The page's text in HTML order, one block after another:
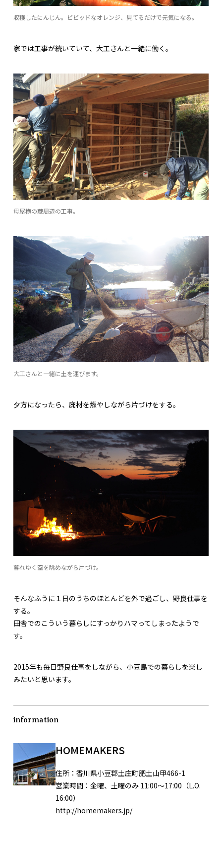
収穫したにんじん。ビビッドなオレンジ、見てるだけで元気になる。
家では工事が続いていて、大工さんと一緒に働く。
母屋横の蔵周辺の工事。
大工さんと一緒に土を運びます。
夕方になったら、廃材を燃やしながら片づけをする。
暮れゆく空を眺めながら片づけ。
そんなふうに１日のうちのほとんどを外で過ごし、野良仕事を
する。
田舎でのこういう暮らしにすっかりハマってしまったようで
す。
2015年も毎日野良仕事をしながら、小豆島での暮らしを楽し
みたいと思います。
information
HOMEMAKERS
住所： 香川県小豆郡土庄町肥土山甲466-1
営業時間： 金曜、土曜のみ 11:00～17:00（L.O.
16:00）
http://homemakers.jp/